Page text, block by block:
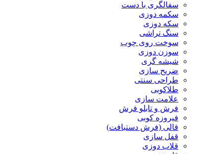
سفالگری با دست
سکمه دوزی
سکه دوزی
سنگ تراشی
سوخت روی چوب
سوزن دوزی
شیشه گری
ضریح سازی
طراحی سنتی
طلاکوبی
علامت سازی
فرش و تابلو فرش
فیروزه کوبی
قالی (فرش دستبافت)
قفل سازی
قلاب دوزی